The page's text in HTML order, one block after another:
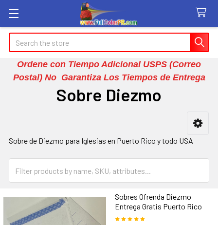
Search
Ordene con Tiempo Adicional USPS (Correo
Postal) No Garantiza Los Tiempos de Entrega
Sobre Diezmo
Sidebar
Sobre de Diezmo para Iglesias en Puerto Rico y todo USA
Sobres Ofrenda Diezmo
Entrega Gratis Puerto Rico